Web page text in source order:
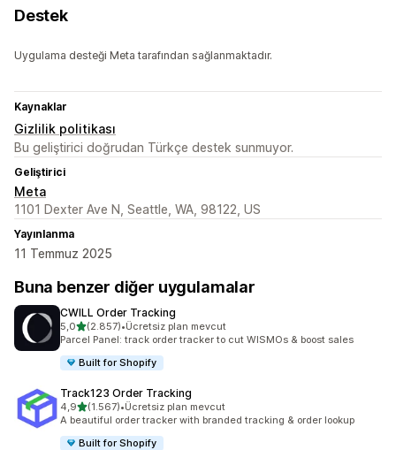
Destek
Uygulama desteği Meta tarafından sağlanmaktadır.
Kaynaklar
Gizlilik politikası
Bu geliştirici doğrudan Türkçe destek sunmuyor.
Geliştirici
Meta
1101 Dexter Ave N, Seattle, WA, 98122, US
Yayınlanma
11 Temmuz 2025
Buna benzer diğer uygulamalar
CWILL Order Tracking
5,05 yıldız üzerinden
(2.857)
toplam 2857 değerlendirme
•Ücretsiz plan mevcut
Parcel Panel: track order tracker to cut WISMOs & boost sales
Built for Shopify
Track123 Order Tracking
4,95 yıldız üzerinden
(1.567)
toplam 1567 değerlendirme
•Ücretsiz plan mevcut
A beautiful order tracker with branded tracking & order lookup
Built for Shopify